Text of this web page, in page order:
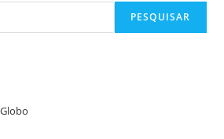
PESQUISAR